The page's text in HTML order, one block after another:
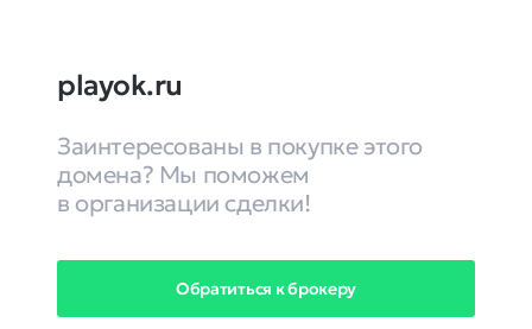
playok.ru
Заинтересованы в покупке этого
домена? Мы поможем
в организации сделки!
Обратиться к брокеру